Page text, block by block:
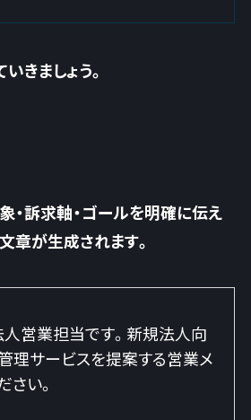
きましょう。
・訴求軸・ゴールを明確に伝え
章が生成されます。
営業担当です。新規法人向
理サービスを提案する営業メ
さい。